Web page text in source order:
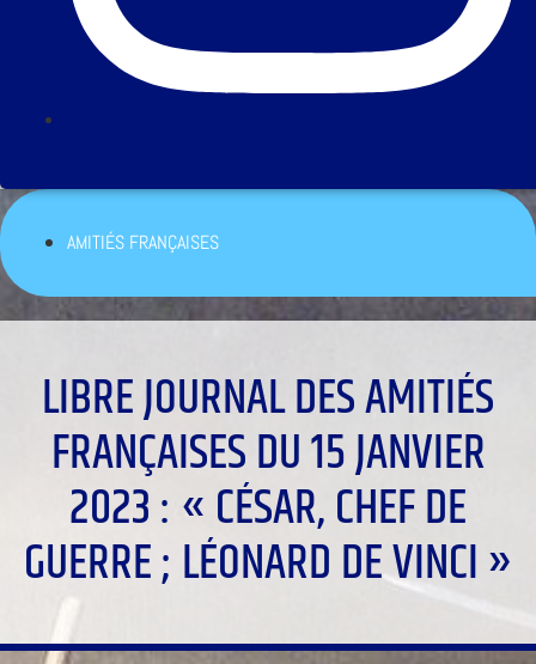
AMITIÉS FRANÇAISES
LIBRE JOURNAL DES AMITIÉS
FRANÇAISES DU 15 JANVIER
2023 : « CÉSAR, CHEF DE
GUERRE ; LÉONARD DE VINCI »